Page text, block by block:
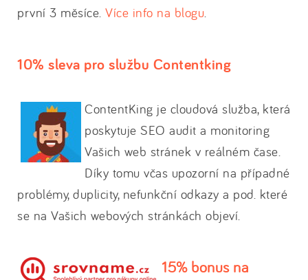
první 3 měsíce. Více info na blogu.
10% sleva pro službu Contentking
ContentKing je cloudová služba, která
poskytuje SEO audit a monitoring
Vašich web stránek v reálném čase.
Díky tomu včas upozorní na případné
problémy, duplicity, nefunkční odkazy a pod. které
se na Vašich webových stránkách objeví.
15% bonus na